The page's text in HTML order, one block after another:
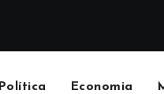
Política Economia